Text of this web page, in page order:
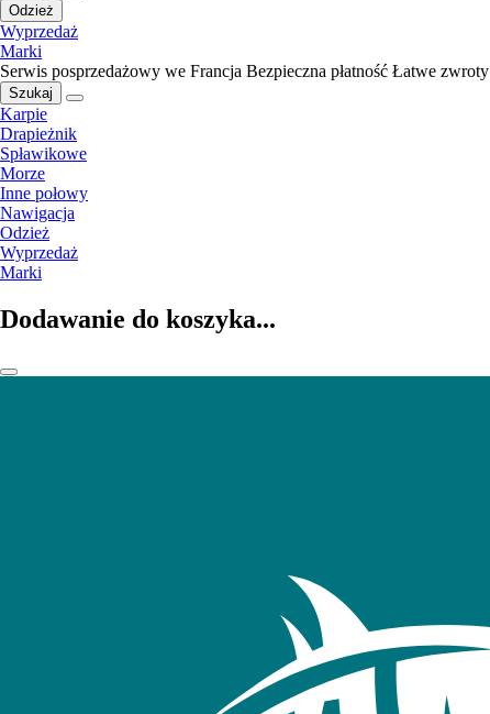
Odzież
Wyprzedaż
Marki
Serwis posprzedażowy we Francja Bezpieczna płatność Łatwe zwroty
Szukaj
Karpie
Drapieżnik
Spławikowe
Morze
Inne połowy
Nawigacja
Odzież
Wyprzedaż
Marki
Dodawanie do koszyka...